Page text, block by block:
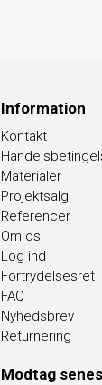
Information
Kontakt
Materialer
Projektsalg
Referencer
Om os
Log ind
Fortrydelsesret
FAQ
Nyhedsbrev
Returnering
Modtag